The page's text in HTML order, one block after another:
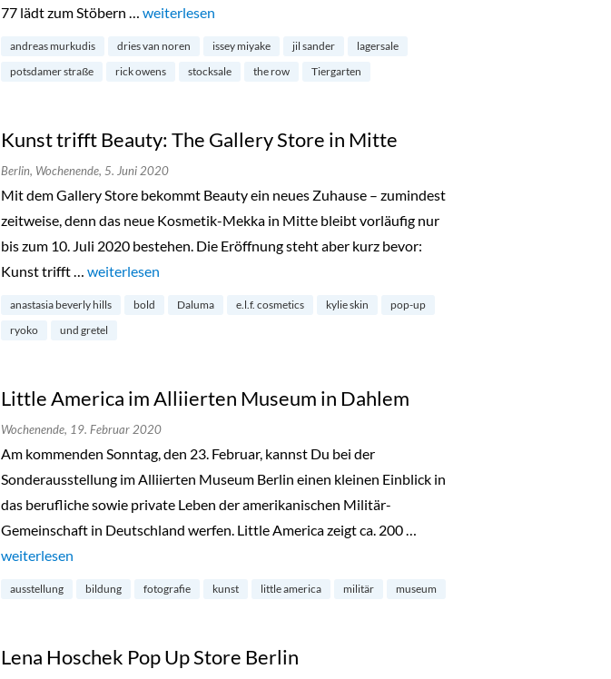
77 lädt zum Stöbern … „Endlich: Stocksale bei Andreas Murkudis“
weiterlesen
andreas murkudis dries van noren issey miyake jil sander
lagersale
potsdamer straße
rick owens stocksale the row Tiergarten
Kunst trifft Beauty: The Gallery Store in Mitte
Berlin, Wochenende, 5. Juni 2020
Mit dem Gallery Store bekommt Beauty ein neues Zuhause – zumindest
zeitweise, denn das neue Kosmetik-Mekka in Mitte bleibt vorläufig nur
bis zum 10. Juli 2020 bestehen. Die Eröffnung steht aber kurz bevor:
Kunst trifft … „Kunst trifft Beauty: The Gallery Store in Mitte“
weiterlesen
anastasia beverly hills bold Daluma e.l.f. cosmetics kylie skin
pop-up
ryoko
und gretel
Little America im Alliierten Museum in Dahlem
Wochenende, 19. Februar 2020
Am kommenden Sonntag, den 23. Februar, kannst Du bei der
Sonderausstellung im Alliierten Museum Berlin einen kleinen Einblick in
das berufliche sowie private Leben der amerikanischen Militär-
Gemeinschaft in Deutschland werfen. Little America zeigt ca. 200 …
„Little America im Alliierten Museum in Dahlem“
weiterlesen
ausstellung bildung fotografie kunst little america militär museum
Lena Hoschek Pop Up Store Berlin